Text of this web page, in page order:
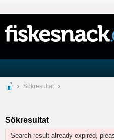
Sökresultat
Sökresultat
Search result already expired,